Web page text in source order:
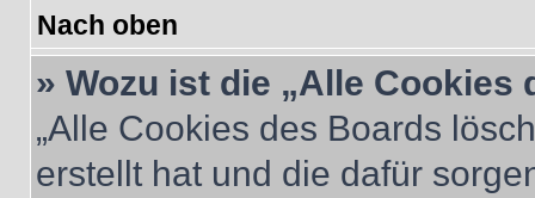
Nach oben
» Wozu ist die „Alle
„Alle Cookies des Boards
erstellt hat und die dafür